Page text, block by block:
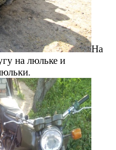
На
на люльке и